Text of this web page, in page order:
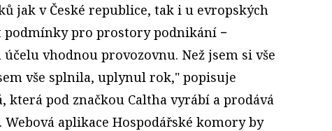
jak v České republice, tak i u evropských
podmínky pro prostory podnikání −
vhodnou provozovnu. Než jsem si vše
vše splnila, uplynul rok," popisuje
která pod značkou Caltha vyrábí a prodává
aplikace Hospodářské komory by